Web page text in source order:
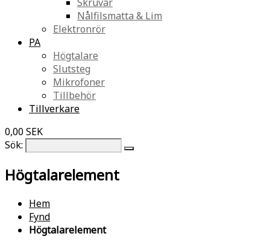
Nålfilsmatta & Lim
Elektronrör
PA
Högtalare
Slutsteg
Mikrofoner
Tillbehör
Tillverkare
0,00 SEK
Sök:
Högtalarelement
Hem
Fynd
Högtalarelement